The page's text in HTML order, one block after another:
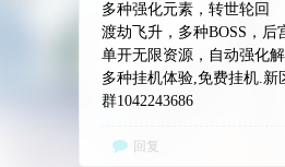
多种强化元素，转世轮回
渡劫飞升，多种BOSS，后
单开无限资源，自动强化
多种挂机体验,免费挂机.新
群1042243686
回复